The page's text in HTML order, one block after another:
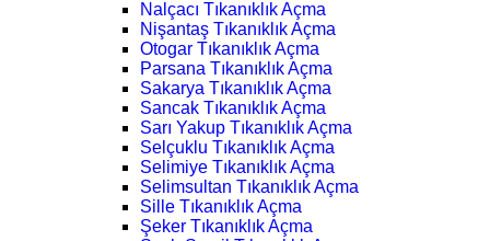
Nalçacı Tıkanıklık Açma
Nişantaş Tıkanıklık Açma
Otogar Tıkanıklık Açma
Parsana Tıkanıklık Açma
Sakarya Tıkanıklık Açma
Sancak Tıkanıklık Açma
Sarı Yakup Tıkanıklık Açma
Selçuklu Tıkanıklık Açma
Selimiye Tıkanıklık Açma
Selimsultan Tıkanıklık Açma
Sille Tıkanıklık Açma
Şeker Tıkanıklık Açma